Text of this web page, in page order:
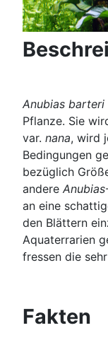
Anubias barteri
Pflanze. Sie
var. nana, wird
Bedingungen
bezüglich
andere Anubias
an eine
den Blättern
Aquaterrarien
fressen die
Fakten